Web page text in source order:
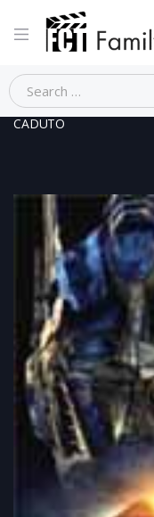
Home Fantascienza
CADUTO